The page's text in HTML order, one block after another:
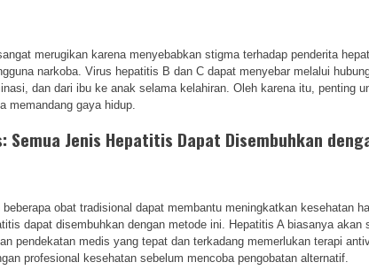
merugikan karena menyebabkan stigma terhadap penderita
narkoba. Virus hepatitis B dan C dapat menyebar melalui
dan dari ibu ke anak selama kelahiran. Oleh karena itu, penting
memandang gaya hidup.
Semua Jenis Hepatitis Dapat Disembuhkan
beberapa obat tradisional dapat membantu meningkatkan kesehatan
dapat disembuhkan dengan metode ini. Hepatitis A biasanya
pendekatan medis yang tepat dan terkadang memerlukan terapi
profesional kesehatan sebelum mencoba pengobatan alternatif.